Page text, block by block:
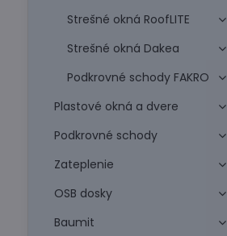
Strešné okná RoofLITE
Strešné okná Dakea
Podkrovné schody FAKRO
Plastové okná a dvere
Podkrovné schody
Zateplenie
OSB dosky
Baumit